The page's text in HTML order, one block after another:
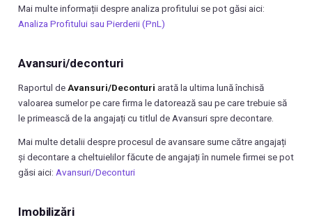
Mai multe informații despre analiza profitului se pot găsi aici:
Analiza Profitului sau Pierderii (PnL)
Avansuri/deconturi
Raportul deAvansuri/Deconturi arată la ultima lună închisă
valoarea sumelor pe care firma le datorează sau pe care trebuie să
le primească de la angajați cu titlul de Avansuri spre decontare.
Mai multe detalii despre procesul de avansare sume către angajați
și decontare a cheltuielilor făcute de angajați în numele firmei se pot
găsi aici: Avansuri/Deconturi
Imobilizări